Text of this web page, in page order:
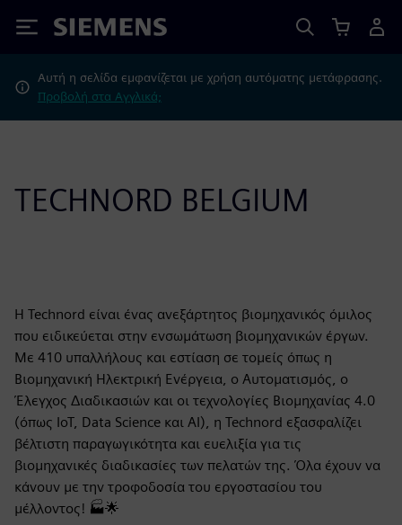
Siemens
Αυτή η σελίδα εμφανίζεται με χρήση αυτόματης μετάφρασης.
Προβολή στα Αγγλικά;
TECHNORD BELGIUM
Η Technord είναι ένας ανεξάρτητος βιομηχανικός όμιλος
που ειδικεύεται στην ενσωμάτωση βιομηχανικών έργων.
Με 410 υπαλλήλους και εστίαση σε τομείς όπως η
Βιομηχανική Ηλεκτρική Ενέργεια, ο Αυτοματισμός, ο
Έλεγχος Διαδικασιών και οι τεχνολογίες Βιομηχανίας 4.0
(όπως IoT, Data Science και AI), η Technord εξασφαλίζει
βέλτιστη παραγωγικότητα και ευελιξία για τις
βιομηχανικές διαδικασίες των πελατών της. Όλα έχουν να
κάνουν με την τροφοδοσία του εργοστασίου του
μέλλοντος! 🏭🌟